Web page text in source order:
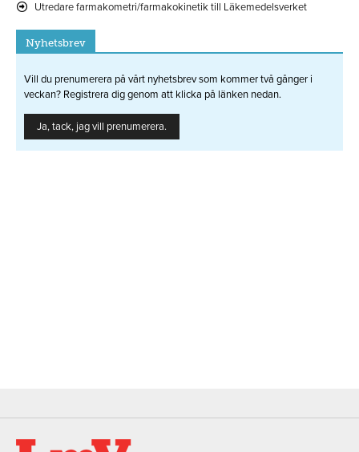
Utredare farmakometri/farmakokinetik till Läkemedelsverket
Nyhetsbrev
Vill du prenumerera på vårt nyhetsbrev som kommer två gånger i
veckan? Registrera dig genom att klicka på länken nedan.
Ja, tack, jag vill prenumerera.